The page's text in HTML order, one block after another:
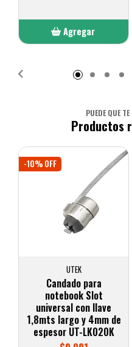
Agregar
PUEDE QUE
Productos
-10% OFF
UTEK
Candado para
notebook Slot
universal con llave
1,8mts largo y 4mm de
espesor UT-LK020K